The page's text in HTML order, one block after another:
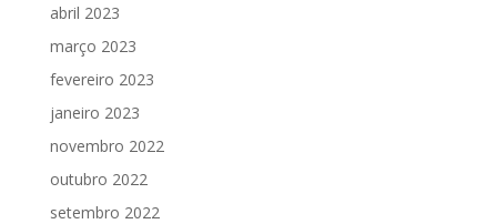
abril 2023
março 2023
fevereiro 2023
janeiro 2023
novembro 2022
outubro 2022
setembro 2022